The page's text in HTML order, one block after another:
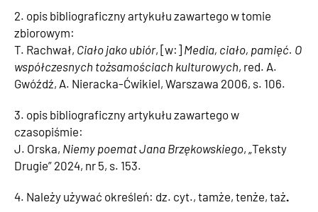
2. opis bibliograficzny artykułu zawartego w tomie
zbiorowym:
T. Rachwał, Ciało jako ubiór, [w:] Media, ciało, pamięć. O
współczesnych tożsamościach kulturowych, red. A.
Gwóźdź, A. Nieracka-Ćwikiel, Warszawa 2006, s. 106.
3. opis bibliograficzny artykułu zawartego w
czasopiśmie:
J. Orska, Niemy poemat Jana Brzękowskiego, „Teksty
Drugie” 2024, nr 5, s. 153.
4. Należy używać określeń: dz. cyt., tamże, tenże, taż.